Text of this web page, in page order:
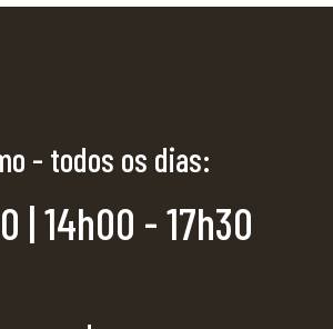
- todos os dias:
| 14h00 - 17h30